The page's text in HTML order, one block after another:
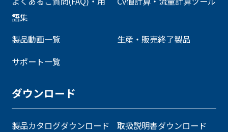
語集
製品動画一覧
生産・販売終了製品
サポート一覧
ダウンロード
製品カタログダウンロード 取扱説明書ダウンロード